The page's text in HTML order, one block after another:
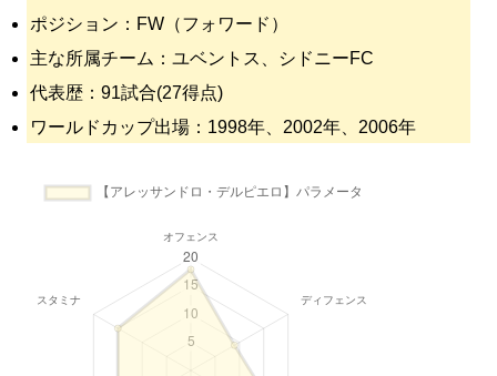
ポジション：FW（フォワード）
主な所属チーム：ユベントス、シドニーFC
代表歴：91試合(27得点)
ワールドカップ出場：1998年、2002年、2006年